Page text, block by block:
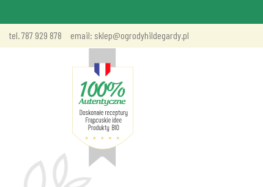
tel. 787 929 878
email: sklep@ogrodyhildegardy.pl